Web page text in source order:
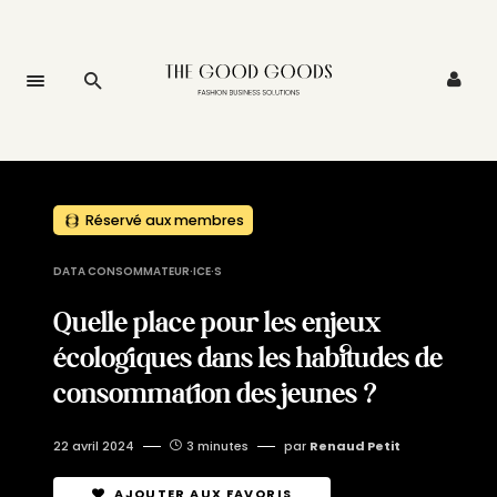
Réservé aux membres
DATA CONSOMMATEUR·ICE·S
Quelle place pour les enjeux
écologiques dans les habitudes de
consommation des jeunes ?
22 avril 2024 3 minutes par Renaud Petit